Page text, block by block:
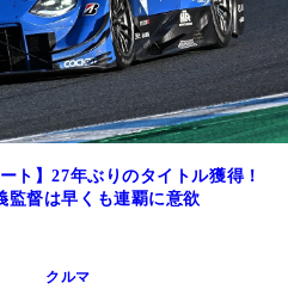
ト】27年ぶりのタイトル獲得！
監督は早くも連覇に意欲
クルマ